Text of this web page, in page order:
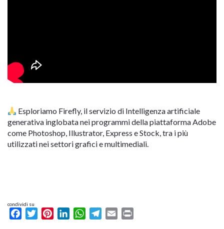
Esploriamo Firefly, il servizio di Intelligenza artificiale
generativa inglobata nei programmi della piattaforma Adobe
come Photoshop, Illustrator, Express e Stock, tra i più
utilizzati nei settori grafici e multimediali.
condividi su
FacebookTwitterPinterestLinkedInWhatsAppTelegram
Email